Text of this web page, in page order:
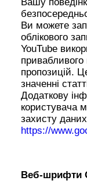
Ви можете
облікового
YouTube
пропозицій.
значенні
Додаткову
користувача
захисту
https://
Веб-шрифти